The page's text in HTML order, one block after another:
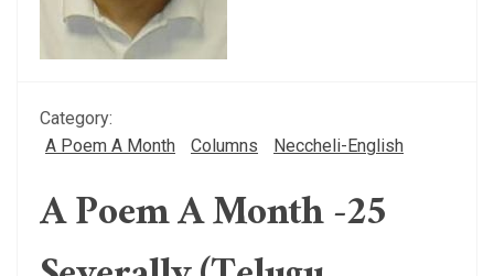
Category:
A Poem A Month
Columns Neccheli-English
A Poem A Month -25